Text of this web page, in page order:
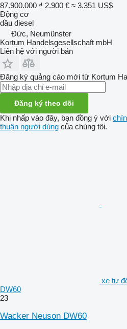
87.900.000 ₫ 2.900 € ≈ 3.351 US$
Động cơ
dầu diesel
Đức, Neumünster
Kortum Handelsgesellschaft mbH
Liên hệ với người bán
Đăng ký quảng cáo mới từ Kortum
Đăng ký theo dõi
Khi nhấp vào đây, bạn đồng ý với
thuận người dùng của chúng tôi.
xe tự
DW60
23
Wacker Neuson DW60